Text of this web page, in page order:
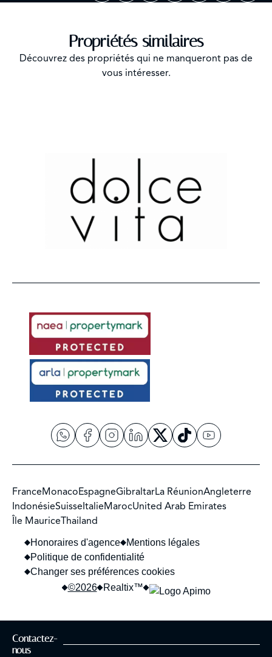
Propriétés similaires
Découvrez des propriétés qui ne manqueront pas de
vous intéresser.
Contactez-
nous
FranceMonacoEspagneGibraltarLa RéunionAngleterre
IndonésieSuisseItalieMarocUnited Arab Emirates
Île MauriceThailand
©2026 Realtix™
Honoraires d'agence
Mentions légales
Politique de confidentialité
Changer ses préférences cookies
Ce site est protégé par reCAPTCHA et les règles deconfidentialitéet les